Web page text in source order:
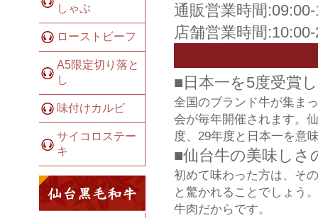
しゃぶ
ローストビーフ
A5限定切り落と
し
味付けカルビ
サイコロステー
キ
通販営業時間
店舗営業時間
■日本一を5度受賞
全国のブランド牛が集ま
会が毎年開催されます。
度、29年度と日本一を意
■仙台牛の美味しさ
初めて味わった方は、そ
と驚かれることでしょう
牛肉だからです。